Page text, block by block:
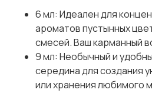
6 мл: Идеален для
ароматов пустынных
смесей. Ваш карманный
9 мл: Необычный и
середина для создания
или хранения любимого